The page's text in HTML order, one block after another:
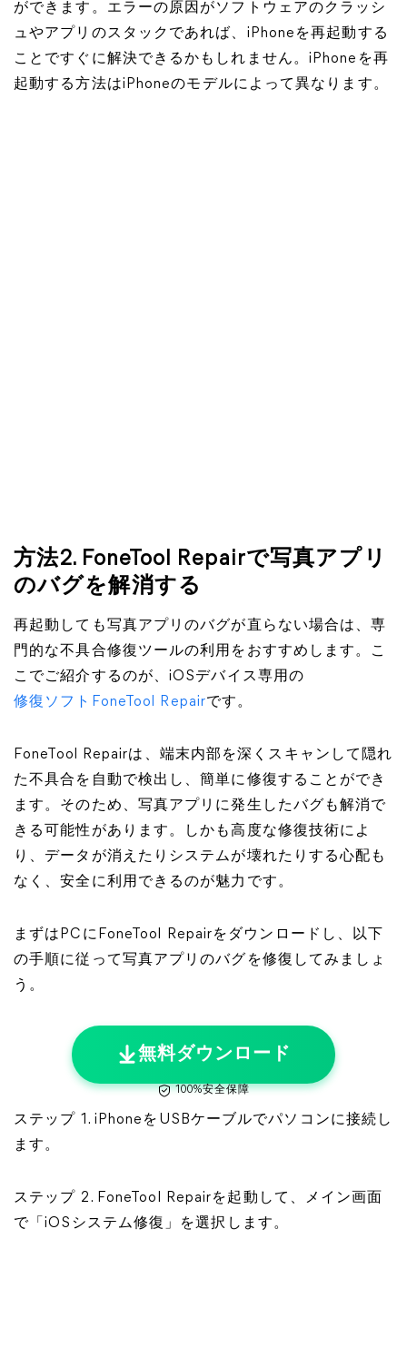
ができます。エラーの原因がソフトウェアのクラッシ
ュやアプリのスタックであれば、iPhoneを再起動する
ことですぐに解決できるかもしれません。iPhoneを再
起動する方法はiPhoneのモデルによって異なります。
方法2. FoneTool Repairで写真アプリ
のバグを解消する
再起動しても写真アプリのバグが直らない場合は、専
門的な不具合修復ツールの利用をおすすめします。こ
こでご紹介するのが、iOSデバイス専用の
修復ソフトFoneTool Repairです。
FoneTool Repairは、端末内部を深くスキャンして隠れ
た不具合を自動で検出し、簡単に修復することができ
ます。そのため、写真アプリに発生したバグも解消で
きる可能性があります。しかも高度な修復技術によ
り、データが消えたりシステムが壊れたりする心配も
なく、安全に利用できるのが魅力です。
まずはPCにFoneTool Repairをダウンロードし、以下
の手順に従って写真アプリのバグを修復してみましょ
う。
無料ダウンロード
100%安全保障
ステップ 1. iPhoneをUSBケーブルでパソコンに接続し
ます。
ステップ 2. FoneTool Repairを起動して、メイン画面
で「iOSシステム修復」を選択します。